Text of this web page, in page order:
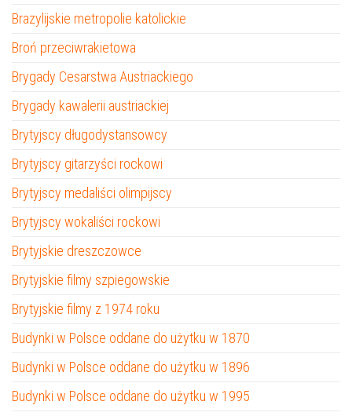
Brazylijskie metropolie katolickie
Broń przeciwrakietowa
Brygady Cesarstwa Austriackiego
Brygady kawalerii austriackiej
Brytyjscy długodystansowcy
Brytyjscy gitarzyści rockowi
Brytyjscy medaliści olimpijscy
Brytyjscy wokaliści rockowi
Brytyjskie dreszczowce
Brytyjskie filmy szpiegowskie
Brytyjskie filmy z 1974 roku
Budynki w Polsce oddane do użytku w 1870
Budynki w Polsce oddane do użytku w 1896
Budynki w Polsce oddane do użytku w 1995